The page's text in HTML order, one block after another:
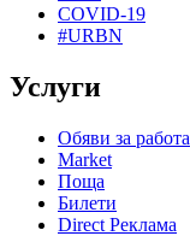
COVID-19
#URBN
Услуги
Обяви за работа
Market
Поща
Билети
Direct Реклама